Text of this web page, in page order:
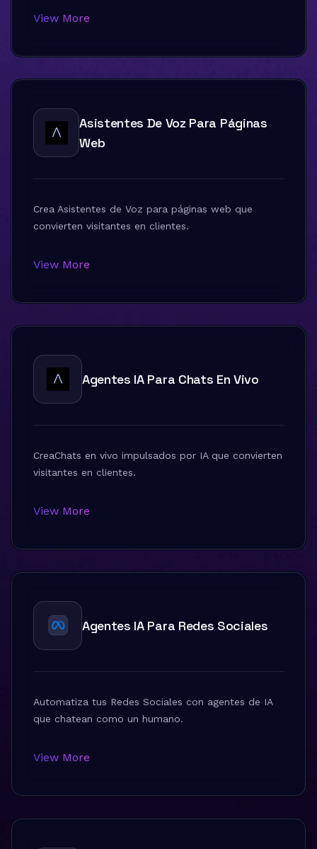
View More
Asistentes De Voz Para Páginas
Web
Crea Asistentes de Voz para páginas web que
convierten visitantes en clientes.
View More
Agentes IA Para Chats En Vivo
CreaChats en vivo impulsados por IA que convierten
visitantes en clientes.
View More
Agentes IA Para Redes Sociales
Automatiza tus Redes Sociales con agentes de IA
que chatean como un humano.
View More